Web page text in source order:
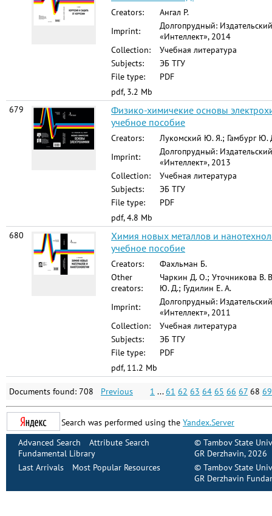
Creators:
Ангал Р.
Imprint:
Долгопрудный:
«Интеллект», 2014
Collection:
Учебная литература
Subjects:
ЭБ ТГУ
File type:
PDF
pdf, 3.2 Mb
679
Физико-химичекие основы
учебное пособие
Creators:
Лукомский Ю. Я.; Гамбург Ю.
Imprint:
Долгопрудный:
«Интеллект», 2013
Collection:
Учебная литература
Subjects:
ЭБ ТГУ
File type:
PDF
pdf, 4.8 Mb
680
Химия новых металлов и
учебное пособие
Creators:
Фахльман Б.
Other
creators:
Чаркин Д. О.; Уточникова В.
Ю. Д.; Гудилин Е. А.
Imprint:
Долгопрудный:
«Интеллект», 2011
Collection:
Учебная литература
Subjects:
ЭБ ТГУ
File type:
PDF
pdf, 11.2 Mb
Documents found: 708 Previous 1 ... 61 62 63 64 65 66 67 68 69
Search was performed using the Yandex.Server
Advanced Search
Attribute Search
Fundamental Library
Last Arrivals
Most Popular Resources
© Tambov State
GR Derzhavin, 2026
© Tambov State
GR Derzhavin